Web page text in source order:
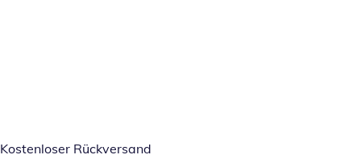
Kostenloser Rückversand